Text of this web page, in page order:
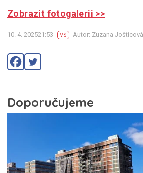
Zobrazit fotogalerii >>
10. 4. 202521:53 VS Autor: Zuzana Jošticová